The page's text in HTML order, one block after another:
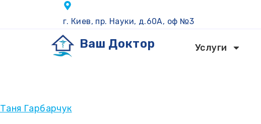
г. Киев, пр. Науки, д.60А, оф №3
Ваш Доктор Услуги
Таня Гарбарчук